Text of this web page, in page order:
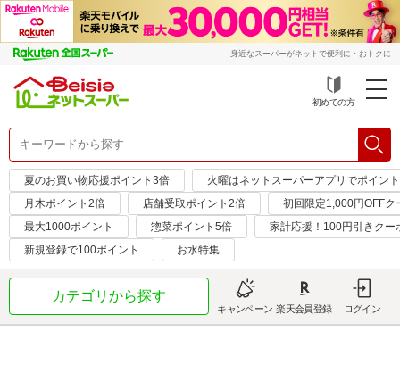
身近なスーパーがネットで便利に・おトクに
初めての方
夏のお買い物応援ポイント3倍
火曜はネットスーパーアプリでポイン
月木ポイント2倍
店舗受取ポイント2倍
初回限定1,000円OFFク
最大1000ポイント
惣菜ポイント5倍
家計応援！100円引きクー
新規登録で100ポイント
お水特集
カテゴリから探す
キャンペーン 楽天会員登録 ログイン